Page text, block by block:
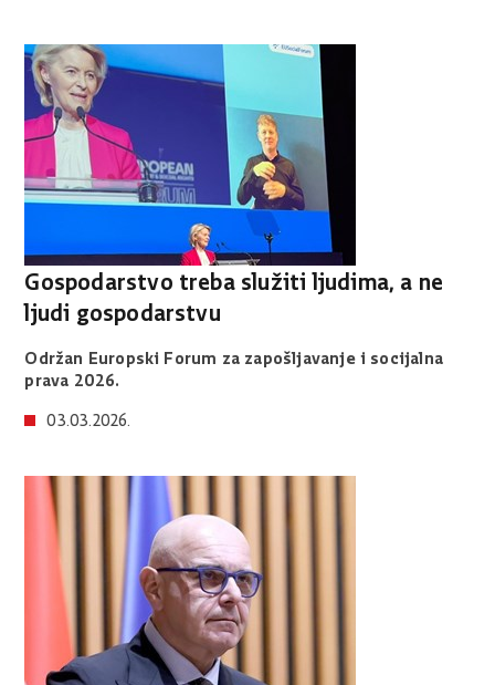
Gospodarstvo treba služiti ljudima, a ne
ljudi gospodarstvu
Održan Europski Forum za zapošljavanje i socijalna
prava 2026.
03.03.2026.